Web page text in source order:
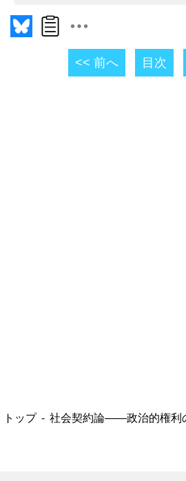
<< 前へ 目次
トップ 社会契約論――政治的権利